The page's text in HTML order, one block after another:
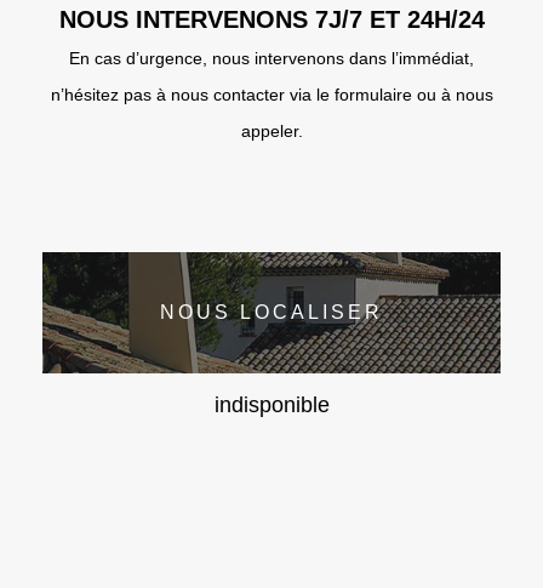
NOUS INTERVENONS 7J/7 ET 24H/24
En cas d’urgence, nous intervenons dans l’immédiat,
n’hésitez pas à nous contacter via le formulaire ou à nous
appeler.
NOUS LOCALISER
indisponible